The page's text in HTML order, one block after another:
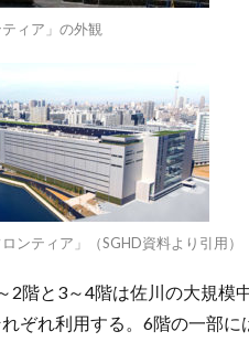
ィア」の外観
ンティア」（SGHD資料より引用）
2階と3～4階は佐川の大規模
ぞれ利用する。6階の一部